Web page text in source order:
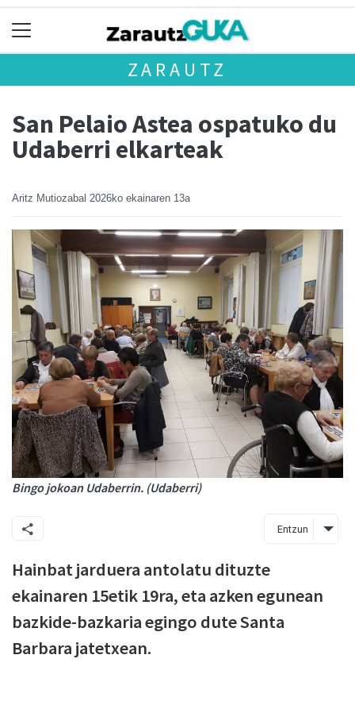
ZARAUTZ
San Pelaio Astea ospatuko du
Udaberri elkarteak
Aritz Mutiozabal 2026ko ekainaren 13a
Bingo jokoan Udaberrin. (Udaberri)
Entzun
Hainbat jarduera antolatu dituzte
ekainaren 15etik 19ra, eta azken egunean
bazkide-bazkaria egingo dute Santa
Barbara jatetxean.